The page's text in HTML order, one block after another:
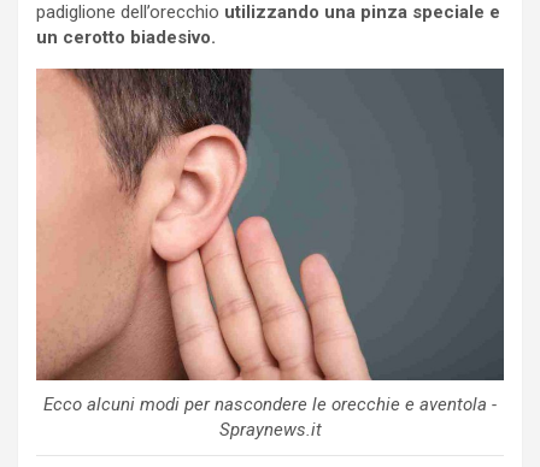
padiglione dell’orecchio utilizzando una pinza speciale e
un cerotto biadesivo.
Ecco alcuni modi per nascondere le orecchie e aventola -
Spraynews.it